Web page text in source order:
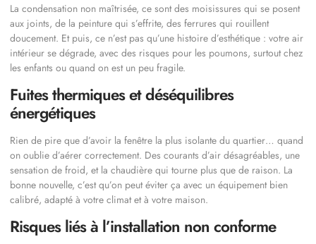
La condensation non maîtrisée, ce sont des moisissures qui se posent
aux joints, de la peinture qui s’effrite, des ferrures qui rouillent
doucement. Et puis, ce n’est pas qu’une histoire d’esthétique : votre air
intérieur se dégrade, avec des risques pour les poumons, surtout chez
les enfants ou quand on est un peu fragile.
Fuites thermiques et déséquilibres
énergétiques
Rien de pire que d’avoir la fenêtre la plus isolante du quartier… quand
on oublie d’aérer correctement. Des courants d’air désagréables, une
sensation de froid, et la chaudière qui tourne plus que de raison. La
bonne nouvelle, c’est qu’on peut éviter ça avec un équipement bien
calibré, adapté à votre climat et à votre maison.
Risques liés à l’installation non conforme